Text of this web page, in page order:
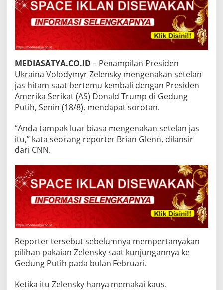
MEDIASATYA.CO.ID – Penampilan Presiden
Ukraina Volodymyr Zelensky mengenakan setelan
jas hitam saat bertemu kembali dengan Presiden
Amerika Serikat (AS) Donald Trump di Gedung
Putih, Senin (18/8), mendapat sorotan.
“Anda tampak luar biasa mengenakan setelan jas
itu,” kata seorang reporter Brian Glenn, dilansir
dari CNN.
Reporter tersebut sebelumnya mempertanyakan
pilihan pakaian Zelensky saat kunjungannya ke
Gedung Putih pada bulan Februari.
Ketika itu Zelensky hanya memakai kaus.